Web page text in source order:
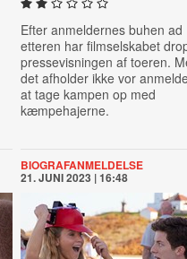
Efter anmeldernes buhen ad
etteren har filmselskabet
pressevisningen af toeren.
det afholder ikke vor
at tage kampen op med
kæmpehajerne.
BIOGRAFANMELDELSE
21. JUNI 2023 | 16:48